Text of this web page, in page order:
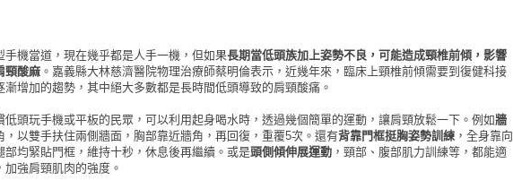
機當道，現在幾乎都是人手一機，但如果長期當低頭族加上姿勢不良，可能造成頸椎前傾，影響
頸酸麻 。嘉義縣大林慈濟醫院物理治療師蔡明倫表示，近幾年來，臨床上頸椎前傾需要到復健科接
漸增加的趨勢，其中絕大多數都是長時間低頭導致的肩頸酸痛。
玩手機或平板的民眾，可以利用起身喝水時，透過幾個簡單的運動，讓肩頸放鬆一下。例如牆
，以雙手扶住兩側牆面，胸部靠近牆角，再回復，重覆5次。還有背靠門框挺胸姿勢訓練 ，全身靠向
部均緊貼門框，維持十秒，休息後再繼續。或是頭側傾伸展運動 ，頸部、腹部肌力訓練等，都能適
強肩頸肌肉的強度。